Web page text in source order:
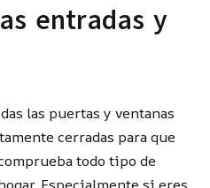
entradas y
las puertas y ventanas
cerradas para que
todo tipo de